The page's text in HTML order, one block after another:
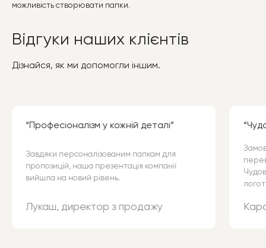
можливість створювати папки.
Відгуки наших клієнтів
Дізнайся, як ми допомогли іншим.
Професіоналізм у кожній деталі
Завдяки персоналізованим папкам для
пропозицій, наша презентація компанії
вийшла на новий рівень.
Лукаш, директор з продажу